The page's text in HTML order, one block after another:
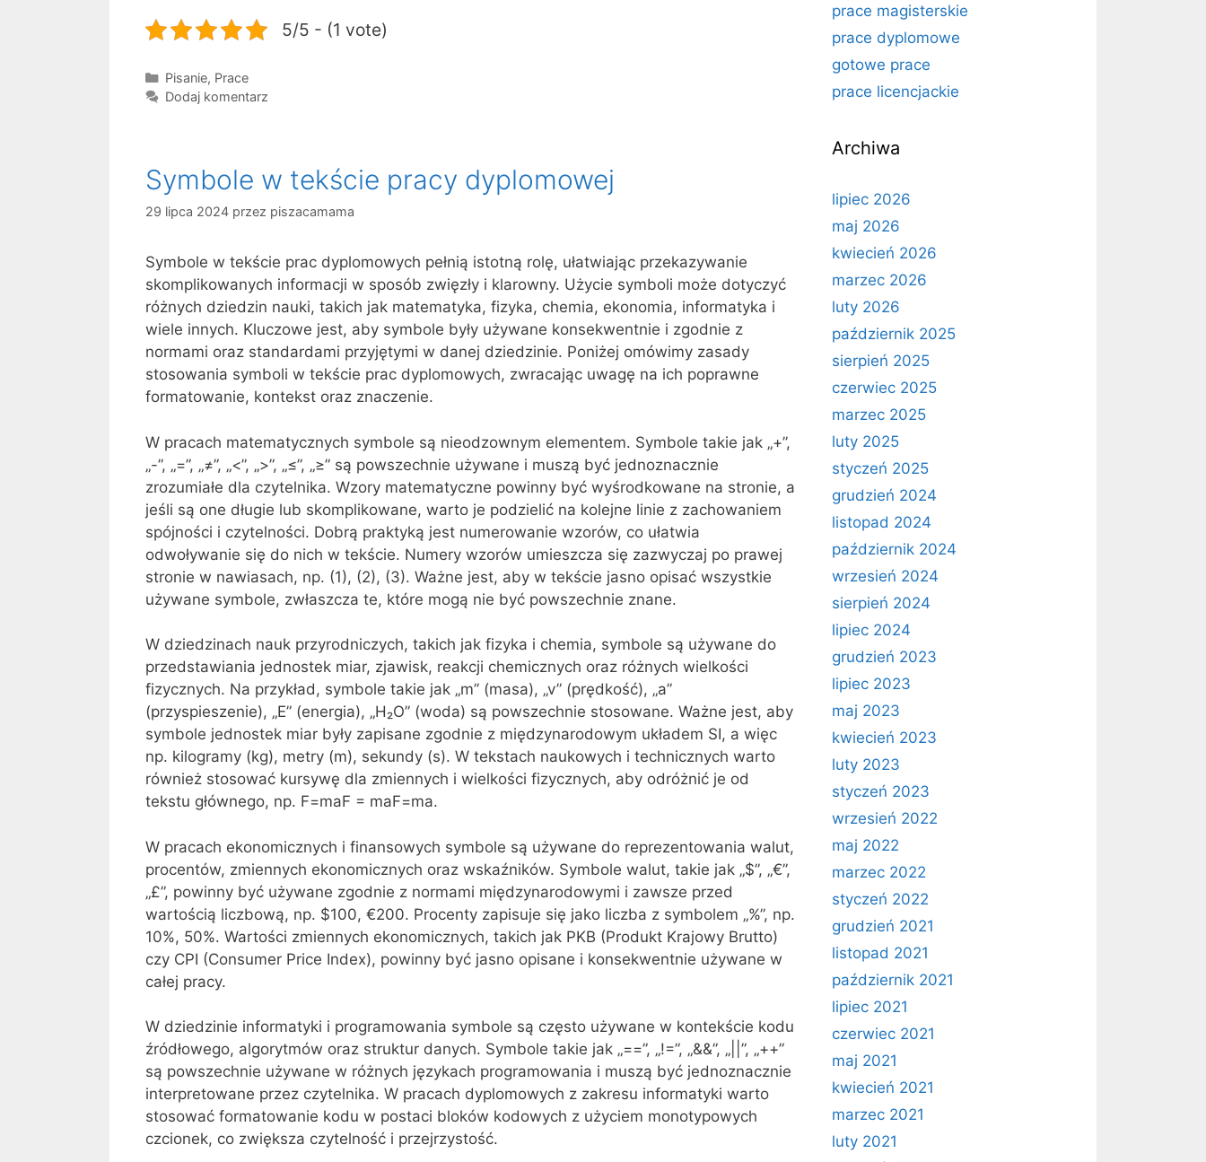
5/5 - (1 vote)
Kategorie
Pisanie, Prace
Dodaj komentarz
Symbole w tekście pracy dyplomowej
29 lipca 2024 przez piszacamama
Symbole w tekście prac dyplomowych pełnią istotną rolę, ułatwiając przekazywanie
skomplikowanych informacji w sposób zwięzły i klarowny. Użycie symboli może dotyczyć
różnych dziedzin nauki, takich jak matematyka, fizyka, chemia, ekonomia, informatyka i
wiele innych. Kluczowe jest, aby symbole były używane konsekwentnie i zgodnie z
normami oraz standardami przyjętymi w danej dziedzinie. Poniżej omówimy zasady
stosowania symboli w tekście prac dyplomowych, zwracając uwagę na ich poprawne
formatowanie, kontekst oraz znaczenie.
W pracach matematycznych symbole są nieodzownym elementem. Symbole takie jak „+”,
„-”, „=”, „≠”, „<”, „>”, „≤”, „≥” są powszechnie używane i muszą być jednoznacznie
zrozumiałe dla czytelnika. Wzory matematyczne powinny być wyśrodkowane na stronie, a
jeśli są one długie lub skomplikowane, warto je podzielić na kolejne linie z zachowaniem
spójności i czytelności. Dobrą praktyką jest numerowanie wzorów, co ułatwia
odwoływanie się do nich w tekście. Numery wzorów umieszcza się zazwyczaj po prawej
stronie w nawiasach, np. (1), (2), (3). Ważne jest, aby w tekście jasno opisać wszystkie
używane symbole, zwłaszcza te, które mogą nie być powszechnie znane.
W dziedzinach nauk przyrodniczych, takich jak fizyka i chemia, symbole są używane do
przedstawiania jednostek miar, zjawisk, reakcji chemicznych oraz różnych wielkości
fizycznych. Na przykład, symbole takie jak „m” (masa), „v” (prędkość), „a”
(przyspieszenie), „E” (energia), „H₂O” (woda) są powszechnie stosowane. Ważne jest, aby
symbole jednostek miar były zapisane zgodnie z międzynarodowym układem SI, a więc
np. kilogramy (kg), metry (m), sekundy (s). W tekstach naukowych i technicznych warto
również stosować kursywę dla zmiennych i wielkości fizycznych, aby odróżnić je od
tekstu głównego, np. F=maF = maF=ma.
W pracach ekonomicznych i finansowych symbole są używane do reprezentowania walut,
procentów, zmiennych ekonomicznych oraz wskaźników. Symbole walut, takie jak „$”, „€”,
„£”, powinny być używane zgodnie z normami międzynarodowymi i zawsze przed
wartością liczbową, np. $100, €200. Procenty zapisuje się jako liczba z symbolem „%”, np.
10%, 50%. Wartości zmiennych ekonomicznych, takich jak PKB (Produkt Krajowy Brutto)
czy CPI (Consumer Price Index), powinny być jasno opisane i konsekwentnie używane w
całej pracy.
W dziedzinie informatyki i programowania symbole są często używane w kontekście kodu
źródłowego, algorytmów oraz struktur danych. Symbole takie jak „==”, „!=”, „&&”, „||”, „++”
są powszechnie używane w różnych językach programowania i muszą być jednoznacznie
interpretowane przez czytelnika. W pracach dyplomowych z zakresu informatyki warto
stosować formatowanie kodu w postaci bloków kodowych z użyciem monotypowych
czcionek, co zwiększa czytelność i przejrzystość.
prace magisterskie
prace dyplomowe
gotowe prace
prace licencjackie
Archiwa
lipiec 2026
maj 2026
kwiecień 2026
marzec 2026
luty 2026
październik 2025
sierpień 2025
czerwiec 2025
marzec 2025
luty 2025
styczeń 2025
grudzień 2024
listopad 2024
październik 2024
wrzesień 2024
sierpień 2024
lipiec 2024
grudzień 2023
lipiec 2023
maj 2023
kwiecień 2023
luty 2023
styczeń 2023
wrzesień 2022
maj 2022
marzec 2022
styczeń 2022
grudzień 2021
listopad 2021
październik 2021
lipiec 2021
czerwiec 2021
maj 2021
kwiecień 2021
marzec 2021
luty 2021